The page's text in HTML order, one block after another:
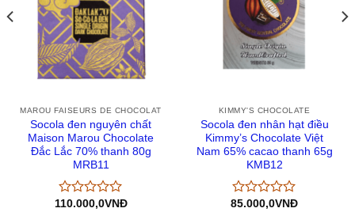
MAROU FAISEURS DE CHOCOLAT
Socola đen nguyên chất
Maison Marou Chocolate
Đắc Lắc 70% thanh 80g
MRB11
Được
110.000,0VNĐ
KIMMY'S CHOCOLATE
Socola đen nhân hạt điều
Kimmy’s Chocolate Việt
Nam 65% cacao thanh 65g
KMB12
Được
85.000,0VNĐ